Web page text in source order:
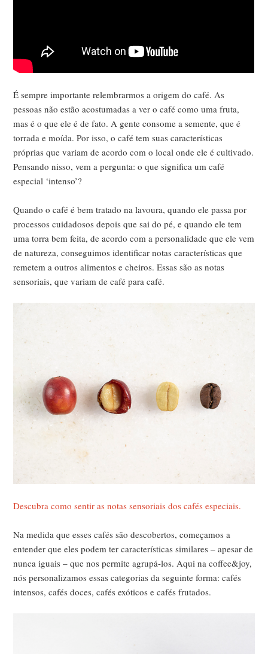
É sempre importante relembrarmos a origem do café. As
pessoas não estão acostumadas a ver o café como uma fruta,
mas é o que ele é de fato. A gente consome a semente, que é
torrada e moída. Por isso, o café tem suas características
próprias que variam de acordo com o local onde ele é cultivado.
Pensando nisso, vem a pergunta: o que significa um café
especial ‘intenso’?
Quando o café é bem tratado na lavoura, quando ele passa por
processos cuidadosos depois que sai do pé, e quando ele tem
uma torra bem feita, de acordo com a personalidade que ele vem
de natureza, conseguimos identificar notas características que
remetem a outros alimentos e cheiros. Essas são as notas
sensoriais, que variam de café para café.
Descubra como sentir as notas sensoriais dos cafés especiais.
Na medida que esses cafés são descobertos, começamos a
entender que eles podem ter características similares – apesar de
nunca iguais – que nos permite agrupá-los. Aqui na coffee&joy,
nós personalizamos essas categorias da seguinte forma: cafés
intensos, cafés doces, cafés exóticos e cafés frutados.